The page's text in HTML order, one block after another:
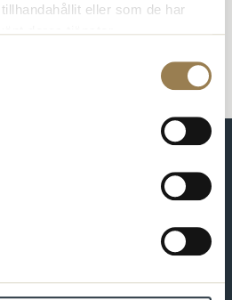
eller som de har
deras tjänster.